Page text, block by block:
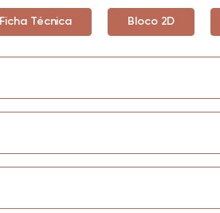
Ficha Técnica Bloco 2D